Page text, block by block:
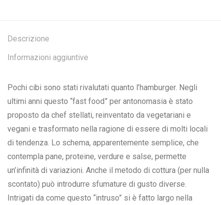
Descrizione
Informazioni aggiuntive
Pochi cibi sono stati rivalutati quanto l’hamburger. Negli
ultimi anni questo “fast food” per antonomasia è stato
proposto da chef stellati, reinventato da vegetariani e
vegani e trasformato nella ragione di essere di molti locali
di tendenza. Lo schema, apparentemente semplice, che
contempla pane, proteine, verdure e salse, permette
un’infinità di variazioni. Anche il metodo di cottura (per nulla
scontato) può introdurre sfumature di gusto diverse.
Intrigati da come questo “intruso” si è fatto largo nella